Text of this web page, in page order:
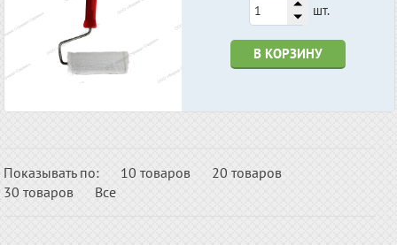
шт.
В КОРЗИНУ
Показывать по: 10 товаров
20 товаров
30 товаров
Все